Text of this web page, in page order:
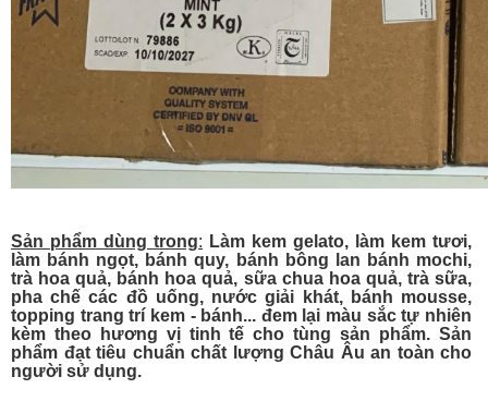
Sản phẩm dùng trong: Làm kem gelato, làm kem tươi,
làm bánh ngọt, bánh quy, bánh bông lan bánh mochi,
trà hoa quả, bánh hoa quả, sữa chua hoa quả, trà sữa,
pha chế các đồ uống, nước giải khát, bánh mousse,
topping trang trí kem - bánh... đem lại màu sắc tự nhiên
kèm theo hương vị tinh tế cho tùng sản phẩm. Sản
phẩm đạt tiêu chuẩn chất lượng Châu Âu an toàn cho
người sử dụng.